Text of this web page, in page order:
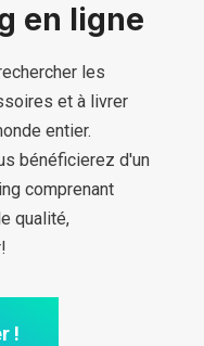
en ligne
les
et à livrer
entier.
bénéficierez d'un
comprenant
qualité,
!